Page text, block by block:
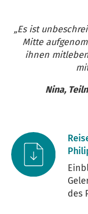
„Es ist
Mitte
ihnen
Nina,
des